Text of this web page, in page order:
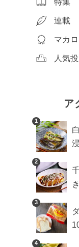
特集
連載
マカ
人気
ア
1
2
3
4